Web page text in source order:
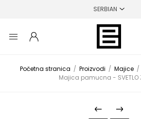
Početna stranica / Proizvodi / Majice /
Majica pamucna - SVETLO